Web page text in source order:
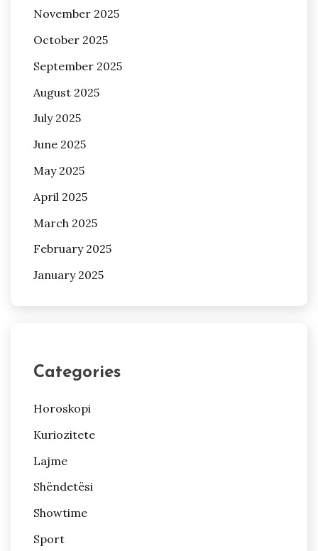
November 2025
October 2025
September 2025
August 2025
July 2025
June 2025
May 2025
April 2025
March 2025
February 2025
January 2025
Categories
Horoskopi
Kuriozitete
Lajme
Shëndetësi
Showtime
Sport